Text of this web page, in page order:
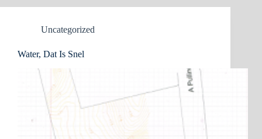
Uncategorized
Water, Dat Is Snel